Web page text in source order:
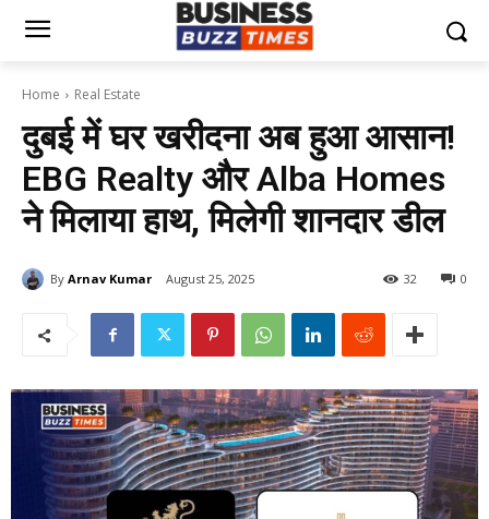
Home Real Estate
दुबई में घर खरीदना अब हुआ आसान!
EBG Realty और Alba Homes
ने मिलाया हाथ, मिलेगी शानदार डील
By Arnav Kumar August 25, 2025 0
32